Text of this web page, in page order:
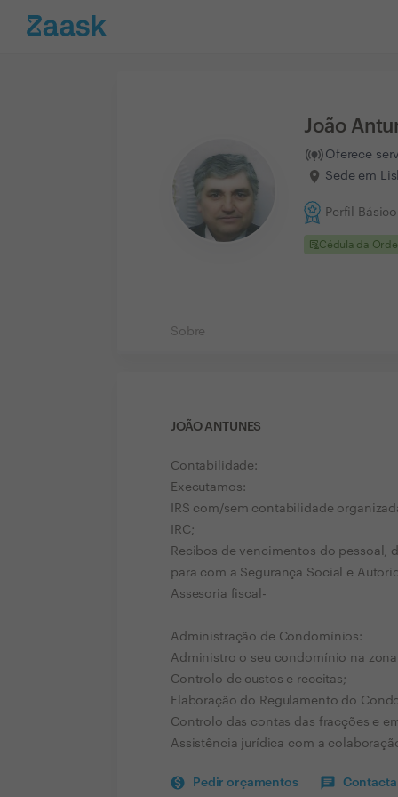
João
Oferece
Sede em
Perfil Básico
clinical_notesCédula da
Sobre
JOÃO ANTUNES
Contabilidade:
Executamos:
IRS com/sem contabilidade
IRC;
Recibos de vencimentos do pessoal,
para com a Segurança Social e
Assesoria fiscal-
Administração de Condomínios:
Administro o seu condomínio na
Controlo de custos e receitas;
Elaboração do Regulamento do
Controlo das contas das fracções e
Assistência jurídica com a
Pedir orçamentos